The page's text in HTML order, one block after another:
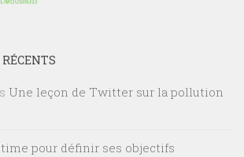
Une leçon de Twitter sur la pollution
pour définir ses objectifs